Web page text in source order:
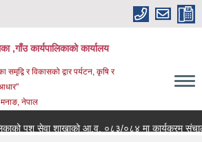
,गाँउ कार्यपालिकाको कार्यालय
समृद्वि र विकासको द्वार पर्यटन, कृषि र
नेपाल
पशु सेवा शाखाको आ.व. ०८३/०८४ मा कार्यक्रम